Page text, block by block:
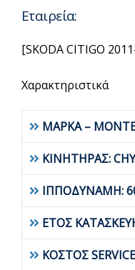
Εταιρεία:
[SKODA CITIGO
Χαρακτηριστικά
ΜΑΡΚΑ –
ΚΙΝΗΤΗΡΑΣ:
ΙΠΠΟΔΥΝΑΜΗ:
ΕΤΟΣ
ΚΟΣΤΟΣ